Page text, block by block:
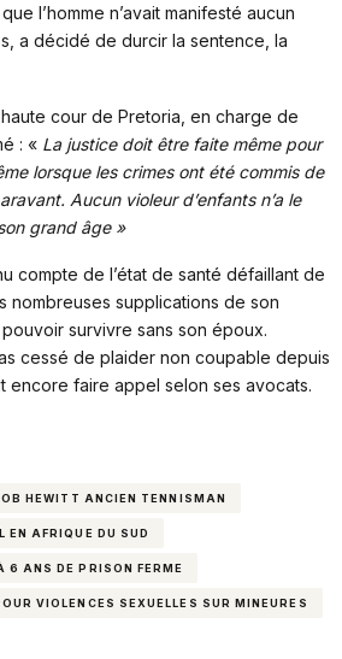
l’homme n’avait manifesté aucun
a décidé de durcir la sentence, la
cour de Pretoria, en charge de
: « La justice doit être faite même pour
lorsque les crimes ont été commis de
Aucun violeur d’enfants n’a le
grand âge »
compte de l’état de santé défaillant de
nombreuses supplications de son
survivre sans son époux.
cessé de plaider non coupable depuis
encore faire appel selon ses avocats.
HEWITT ANCIEN TENNISMAN
EN AFRIQUE DU SUD
6 ANS DE PRISON FERME
VIOLENCES SEXUELLES SUR MINEURES